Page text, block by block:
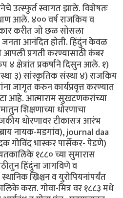
उत्स्फुर्त स्वागत झाले. विशेषतः
आले. ४०० वर्ष राजकिय व
करीत जो छळ सोसला
जनता आनंदित होती. हिंदुंन केवळ
प्रगती करण्यासाठी कंबर
४ क्षेत्रांत प्रकर्षाने दिसुन आले. १)
३) सांस्कृतिक संस्था ४) राजकिय
जागृत करुन कार्यप्रवृत्त करण्यात
आहे. आत्माराम सुखटणकरांच्या
शिक्षणाच्या धोरणाचा
धोरणावर टीकासत्र आरंभ
नायक-मडगांव), journal daa
गोविंद भास्कर पार्सेकर- पेडणे)
१८८० च्या सुमारास
हिंदुंना जागविणे व
ख्रिश्चन व युरोपियनांपर्यंत
करत. गोवा-मित्र वर १८८३ मधे